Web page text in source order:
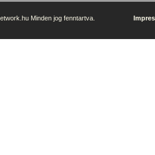
Minden jog fenntartva.